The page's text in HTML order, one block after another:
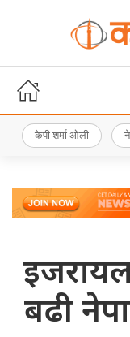
केपी शर्मा ओली
बढी